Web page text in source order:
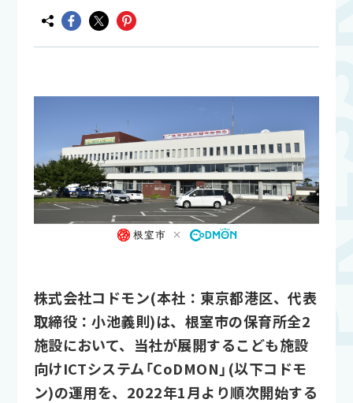
株式会社コドモン(本社：東京都港区、代表
取締役：小池義則)は、根室市の保育所全2
施設において、当社が展開するこども施設
向けICTシステム「CoDMON」(以下コドモ
ン)の運用を、2022年1月より順次開始する